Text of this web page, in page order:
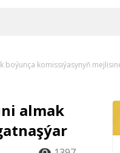
boýunça komissiýasynyň
almak